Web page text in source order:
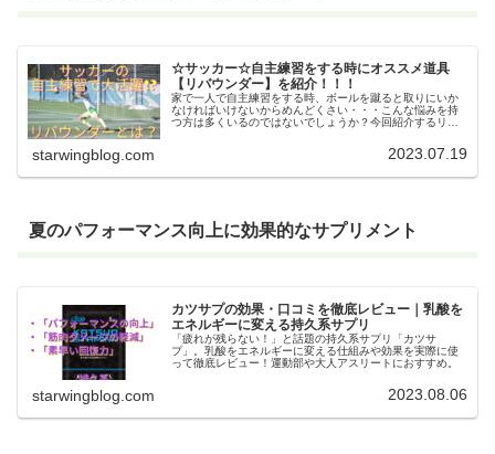
☆サッカー☆自主練習をする時にオススメ道具
【リバウンダー】を紹介！！！
家で一人で自主練習をする時、ボールを蹴ると取りにいか
なければいけないからめんどくさい・・・こんな悩みを持
つ方は多くいるのではないでしょうか？今回紹介するリバ
ではない方でも簡単に手伝うことが出来ます！是非ご覧く
starwingblog.com 2023.07.19
夏のパフォーマンス向上に効果的なサプリメント
カツサプの効果・口コミを徹底レビュー｜乳酸を
エネルギーに変える持久系サプリ
「疲れが残らない！」と話題の持久系サプリ「カツサ
プ」。乳酸をエネルギーに変える仕組みや効果を実際に使
って徹底レビュー！運動部や大人アスリートにおすすめ。
starwingblog.com 2023.08.06